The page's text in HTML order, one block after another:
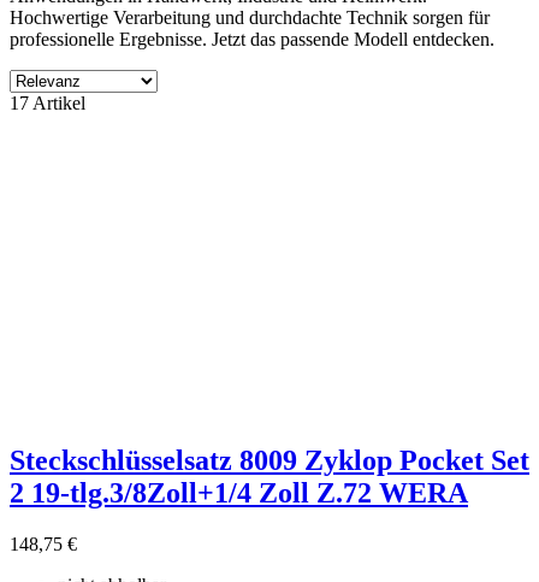
Hochwertige Verarbeitung und durchdachte Technik sorgen für
professionelle Ergebnisse. Jetzt das passende Modell entdecken.
Filter
Produkte zeigen17
17 Artikel
Steckschlüsselsatz 8009 Zyklop Pocket Set
2 19-tlg.3/8Zoll+1/4 Zoll Z.72 WERA
148,75 €